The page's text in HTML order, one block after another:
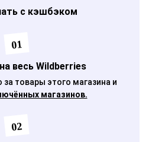
с кэшбэком
01
весь Wildberries
товары этого магазина и
магазинов.
02